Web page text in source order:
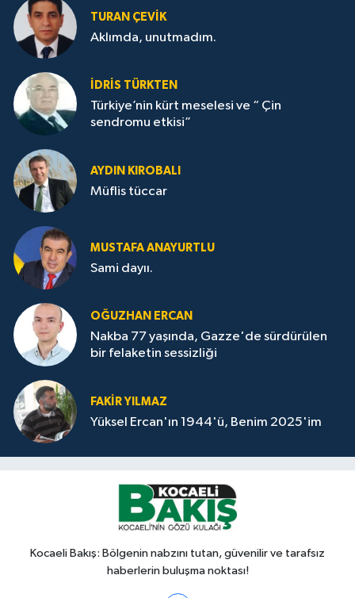
TURAN ÇEVİK
Aklımda, unutmadım.
İDRİS TÜRKTEN
Türkiye’nin kürt meselesi ve “ Çin
sendromu etkisi”
AYDIN KIROBALI
Müflis tüccar
MUSTAFA ANAYURTLU
Sami dayıı.
OĞUZHAN ERCAN
Nakba 77 yaşında, Gazze'de sürdürülen
bir felaketin sessizliği
FAKİR YILMAZ
Yüksel Ercan'ın 1944'ü, Benim 2025'im
Kocaeli Bakış: Bölgenin nabzını tutan, güvenilir ve tarafsız
haberlerin buluşma noktası!